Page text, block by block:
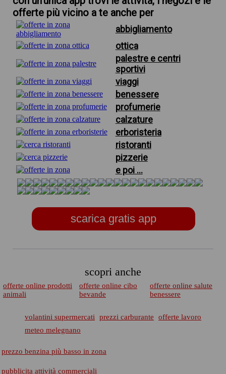
offerte più vicino a te anche per
abbigliamento
ottica
palestre e centri
sportivi
viaggi
benessere
profumerie
calzature
erboristeria
ristoranti
pizzerie
e poi ...
scarica gratis app
scopri anche
offerte online prodotti
animali
offerte online cibo
bevande
offerte online salute
benessere
volantini supermercati prezzi carburante
offerte lavoro
meteo melegnano
prezzo benzina più basso in zona
pubblicita attività commerciali